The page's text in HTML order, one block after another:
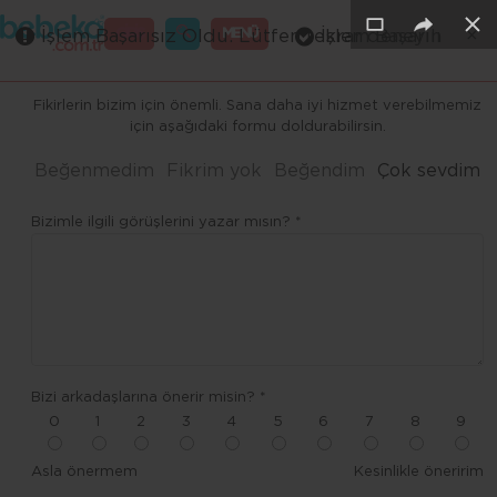
MENÜ
GİRİŞ
Fikirlerin bizim için önemli. Sana daha iyi hizmet verebilmemiz
için aşağıdaki formu doldurabilirsin.
Beğenmedim Fikrim yok Beğendim Çok sevdim
Bizimle ilgili görüşlerini yazar mısın? *
Bizi arkadaşlarına önerir misin? *
0
2 3 4 5 6 7 8 9
Asla önermem Kesinlikle öneririm
×
×
×
İşlem Başarılı ×
İşlem Başarısız Oldu. Lütfen tekrar deneyin ×